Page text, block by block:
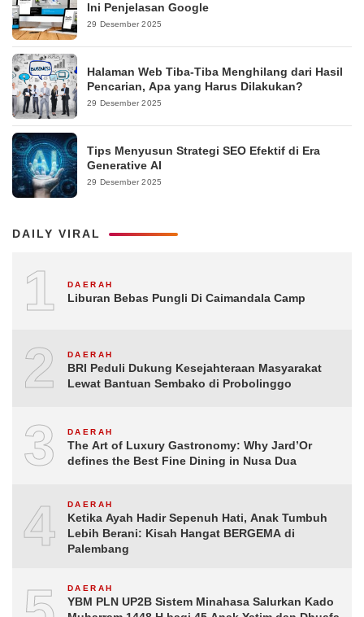
Ini Penjelasan Google
29 Desember 2025
Halaman Web Tiba-Tiba Menghilang dari Hasil
Pencarian, Apa yang Harus Dilakukan?
29 Desember 2025
Tips Menyusun Strategi SEO Efektif di Era
Generative AI
29 Desember 2025
DAILY VIRAL
1 DAERAH
Liburan Bebas Pungli Di Caimandala Camp
2 DAERAH
BRI Peduli Dukung Kesejahteraan Masyarakat
Lewat Bantuan Sembako di Probolinggo
3 DAERAH
The Art of Luxury Gastronomy: Why Jard’Or
defines the Best Fine Dining in Nusa Dua
4 DAERAH
Ketika Ayah Hadir Sepenuh Hati, Anak Tumbuh
Lebih Berani: Kisah Hangat BERGEMA di
Palembang
DAERAH
YBM PLN UP2B Sistem Minahasa Salurkan Kado